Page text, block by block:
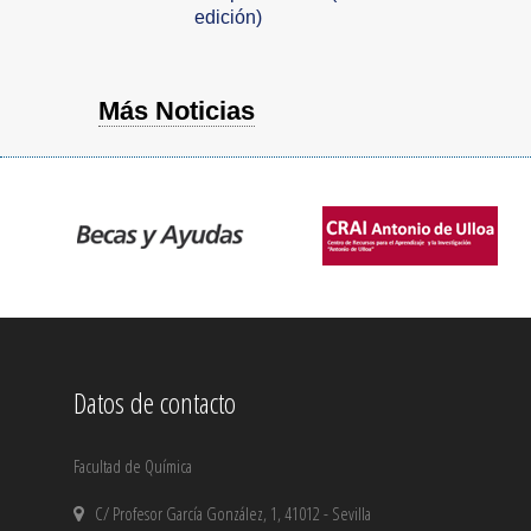
edición)
Más Noticias
Datos de contacto
Facultad de Química
C/ Profesor García González, 1, 41012 - Sevilla